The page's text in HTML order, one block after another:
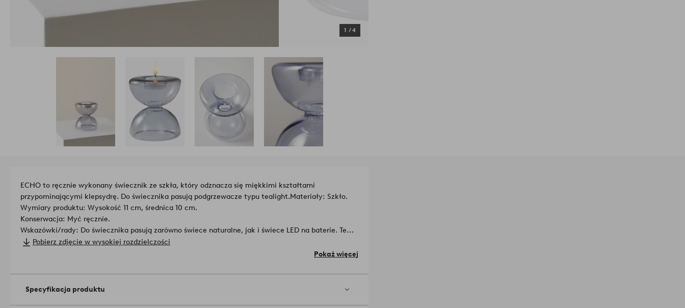
1 /4
ECHO to ręcznie wykonany świecznik ze szkła, który odznacza się miękkimi kształtami
przypominającymi klepsydrę. Do świecznika pasują podgrzewacze typu tealight.Materiały: Szkło.
Wymiary produktu: Wysokość 11 cm, średnica 10 cm.
Konserwacja: Myć ręcznie.
Wskazówki/rady: Do świecznika pasują zarówno świece naturalne, jak i świece LED na baterie. Te
ostatnie całkowicie eliminują zagrożenie pożarowe i są absolutnie najlepszym wyborem, jeśli w
Pobierz zdjęcie w wysokiej rozdzielczości
Pokaż więcej
Specyfikacja produktu